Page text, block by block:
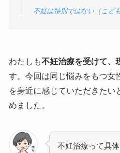
不妊は特別ではない（こど
わたしも不妊治療を受けて、
す。 今回は同じ悩みをもつ女
を身近に感じていただきたい
めました。
不妊治療って具